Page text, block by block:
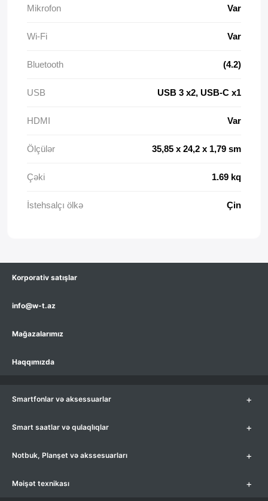
Mikrofon Var
Wi-Fi Var
Bluetooth (4.2)
USB USB 3 x2, USB-C x1
HDMI Var
Ölçülər 35,85 x 24,2 x 1,79 sm
Çəki 1.69 kq
İstehsalçı ölkə Çin
Korporativ satışlar
info@w-t.az
Mağazalarımız
Haqqımızda
Smartfonlar və aksessuarlar +
Smart saatlar və qulaqlıqlar +
Notbuk, Planşet və akssesuarları +
Məişət texnikası +